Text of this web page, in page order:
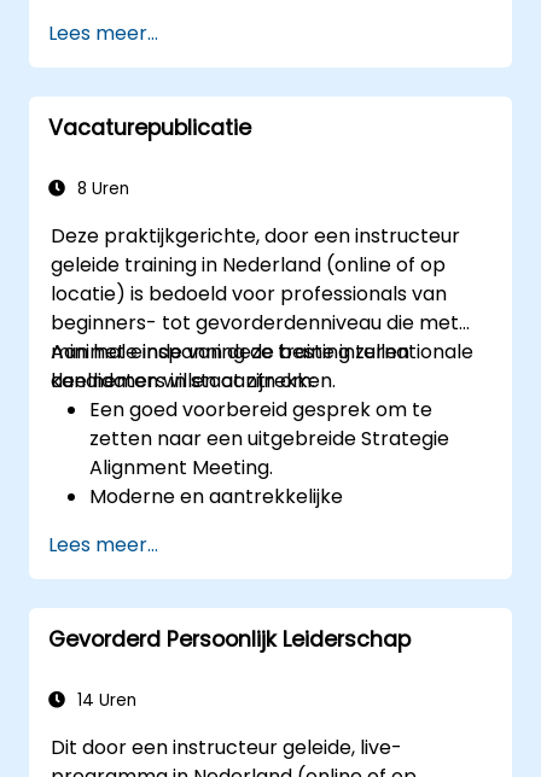
Hun leiderschapsvaardigheden
verbeteren.
Een rolmodel worden voor anderen.
Lees meer...
Vacaturepublicatie
8 Uren
Deze praktijkgerichte, door een instructeur
geleide training in Nederland (online of op
locatie) is bedoeld voor professionals van
beginners- tot gevorderdenniveau die met
minimale inspanning de beste internationale
kandidaten willen aantrekken.
Aan het einde van deze training zullen
deelnemers in staat zijn om:
Een goed voorbereid gesprek om te
zetten naar een uitgebreide Strategie
Alignment Meeting.
Moderne en aantrekkelijke
Employer Branding- en EVP-strategieën
toe te passen.
Zowel één als meerdere vacatures te
publiceren.
potentiële kandidaten te ontvangen.
Lees meer...
Gevorderd Persoonlijk Leiderschap
14 Uren
Dit door een instructeur geleide, live-